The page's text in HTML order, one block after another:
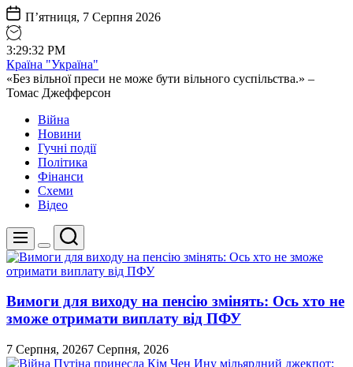
П’ятниця, 7 Серпня 2026
3:29:33 PM
Країна "Україна"
«Без вільної преси не може бути вільного суспільства.» –
Томас Джефферсон
Війна
Новини
Гучні події
Політика
Фінанси
Схеми
Відео
Меню
Перемикач
кольорового
режиму
Пошук
Вимоги для виходу на пенсію змінять: Ось хто не
зможе отримати виплату від ПФУ
7 Серпня, 20267 Серпня, 2026